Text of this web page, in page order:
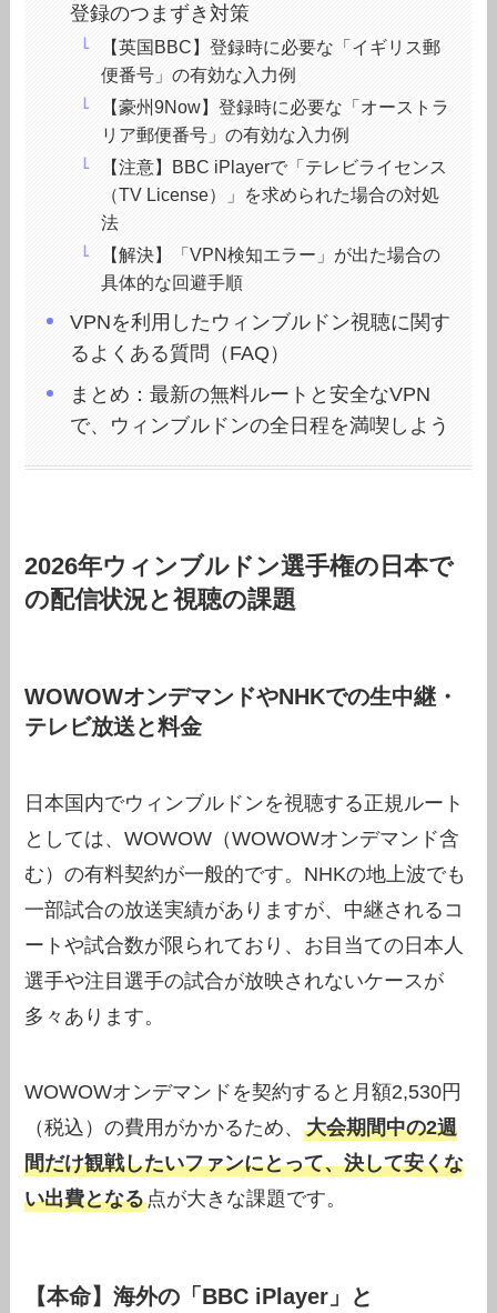
登録のつまずき対策
【英国BBC】登録時に必要な「イギリス郵
便番号」の有効な入力例
【豪州9Now】登録時に必要な「オーストラ
リア郵便番号」の有効な入力例
【注意】BBC iPlayerで「テレビライセンス
（TV License）」を求められた場合の対処
法
【解決】「VPN検知エラー」が出た場合の
具体的な回避手順
VPNを利用したウィンブルドン視聴に関す
るよくある質問（FAQ）
まとめ：最新の無料ルートと安全なVPN
で、ウィンブルドンの全日程を満喫しよう
2026年ウィンブルドン選手権の日本で
の配信状況と視聴の課題
WOWOWオンデマンドやNHKでの生中継・
テレビ放送と料金
日本国内でウィンブルドンを視聴する正規ルート
としては、WOWOW（WOWOWオンデマンド含
む）の有料契約が一般的です。NHKの地上波でも
一部試合の放送実績がありますが、中継されるコ
ートや試合数が限られており、お目当ての日本人
選手や注目選手の試合が放映されないケースが
多々あります。
WOWOWオンデマンドを契約すると月額2,530円
（税込）の費用がかかるため、大会期間中の2週
間だけ観戦したいファンにとって、決して安くな
い出費となる点が大きな課題です。
【本命】海外の「BBC iPlayer」と